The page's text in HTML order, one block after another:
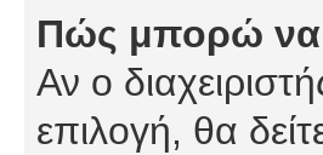
Πώς μπορώ να
Αν ο
επιλογή, θα